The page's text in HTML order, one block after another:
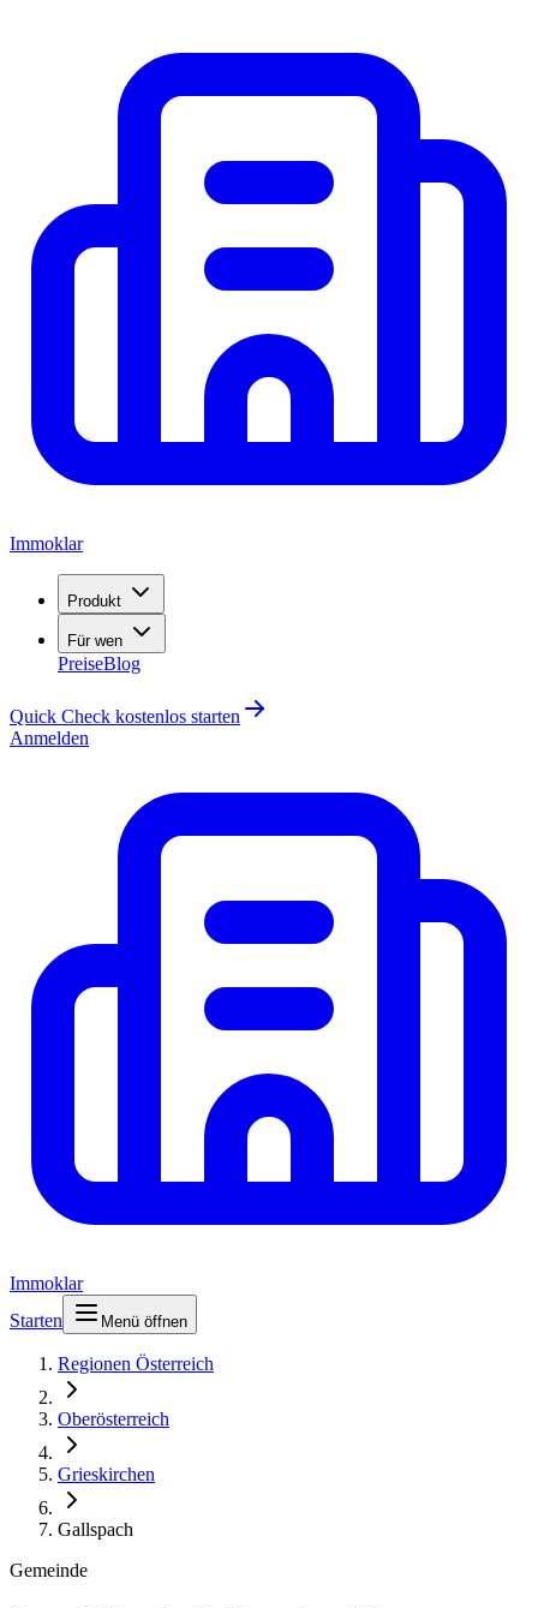
Immoklar
Produkt
Für wen
PreiseBlog
Quick Check kostenlos starten
Anmelden
Immoklar
Starten
Menü öffnen
Regionen Österreich
Oberösterreich
Grieskirchen
Gallspach
Gemeinde